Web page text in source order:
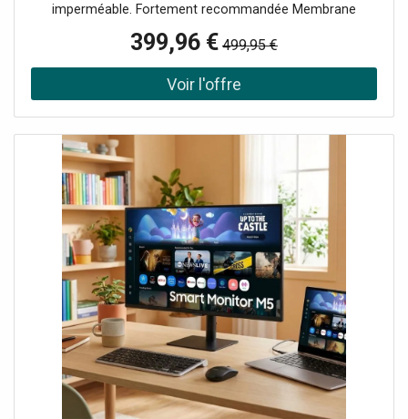
imperméable. Fortement recommandée Membrane
montant Manches longues Se ferme avec une fermeture
éclair à double sens Colonne d'eau de 20 000 mm
Respirabilité de 20 000 g/24h Construction stretch
dynamique dans 4 directions Coutures scellées
exceptionnelle™ 500 g Uni Nom de la couleur : Black
Knight Matériau : 86 % nylon, 14 % élasthanne
399,96 € 499,95 €